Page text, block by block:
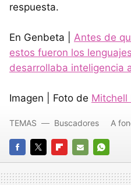
respuesta.
En Genbeta | Antes de
estos fueron los
desarrollaba inteligencia
Imagen | Foto de Mitchell
FACEBOOK
TWITTERFLIPBOARD
E-
MAIL
TEMAS Buscadores A